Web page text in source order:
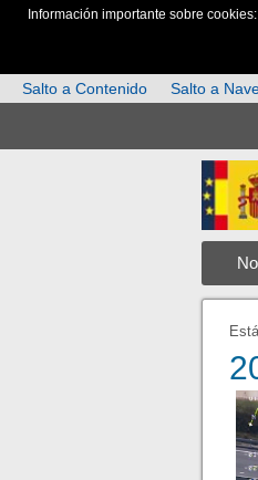
Información importante sobre
Salto a Contenido
Salto a